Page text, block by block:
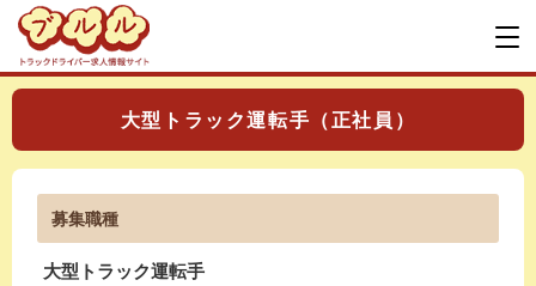
大型トラック運転手（正社員）
募集職種
大型トラック運転手